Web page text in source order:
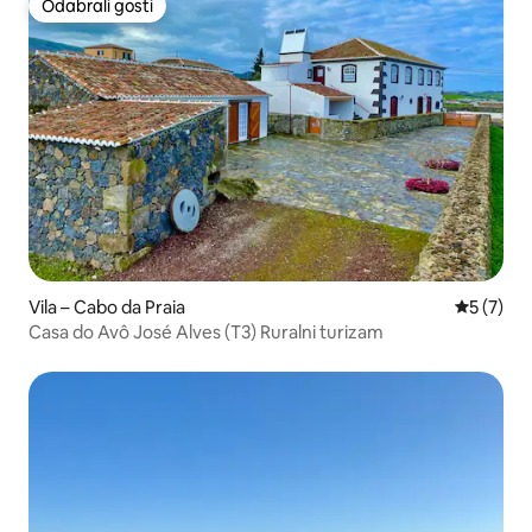
Odabrali gosti
Odabrali gosti
Vila – Cabo da Praia
5 (7)
Casa do Avô José Alves (T3) Ruralni turizam